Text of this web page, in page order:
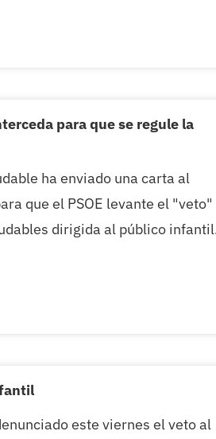
para que se regule la
ha enviado una carta al
que el PSOE levante el "veto"
dirigida al público
este viernes el veto al